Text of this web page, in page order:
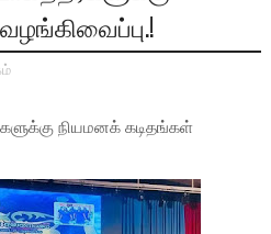
நியமனக் கடிதங்கள்